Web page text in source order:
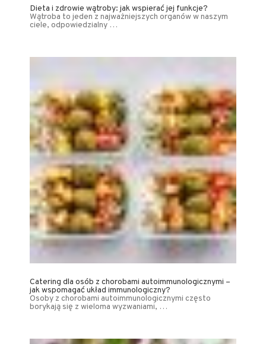
Dieta i zdrowie wątroby: jak wspierać jej funkcje?
Wątroba to jeden z najważniejszych organów w naszym
ciele, odpowiedzialny …
Catering dla osób z chorobami autoimmunologicznymi –
jak wspomagać układ immunologiczny?
Osoby z chorobami autoimmunologicznymi często
borykają się z wieloma wyzwaniami, …